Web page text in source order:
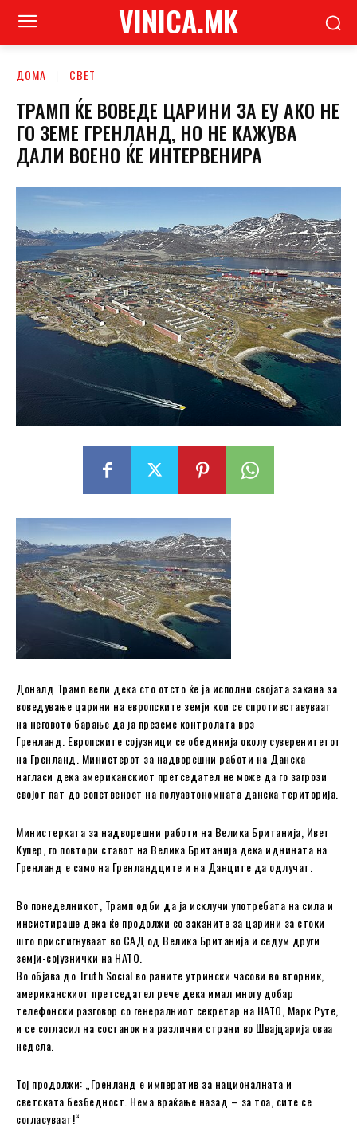
VINICA.MK
ДОМА СВЕТ
ТРАМП ЌЕ ВОВЕДЕ ЦАРИНИ ЗА ЕУ АКО НЕ
ГО ЗЕМЕ ГРЕНЛАНД, НО НЕ КАЖУВА
ДАЛИ ВОЕНО ЌЕ ИНТЕРВЕНИРА
Доналд Трамп вели дека сто отсто ќе ја исполни својата закана за
воведување царини на европските земји кои се спротивставуваат
на неговото барање да ја преземе контролата врз
Гренланд. Европските сојузници се обединија околу суверенитетот
на Гренланд. Министерот за надворешни работи на Данска
нагласи дека американскиот претседател не може да го загрози
својот пат до сопственост на полуавтономната данска територија.
Министерката за надворешни работи на Велика Британија, Ивет
Купер, го повтори ставот на Велика Британија дека иднината на
Гренланд е само на Гренландците и на Данците да одлучат.
Во понеделникот, Трамп одби да ја исклучи употребата на сила и
инсистираше дека ќе продолжи со заканите за царини за стоки
што пристигнуваат во САД од Велика Британија и седум други
земји-сојузнички на НАТО.
Во објава до Truth Social во раните утрински часови во вторник,
американскиот претседател рече дека имал многу добар
телефонски разговор со генералниот секретар на НАТО, Марк Руте,
и се согласил на состанок на различни страни во Швајцарија оваа
недела.
Тој продолжи: „Гренланд е императив за националната и
светската безбедност. Нема враќање назад – за тоа, сите се
согласуваат!“